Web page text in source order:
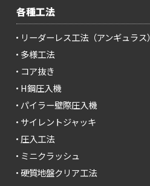
各種工法
リーダーレス工法（アンギュラス）
多様工法
コア抜き
H鋼圧入機
パイラー壁際圧入機
サイレントジャッキ
圧入工法
ミニクラッシュ
硬質地盤クリア工法